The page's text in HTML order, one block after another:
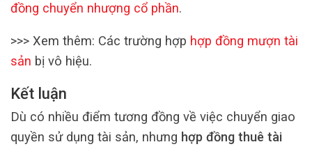
đồng chuyển nhượng cổ phần.
>>> Xem thêm: Các trường hợp hợp đồng mượn tài
sản bị vô hiệu.
Kết luận
Dù có nhiều điểm tương đồng về việc chuyển giao
quyền sử dụng tài sản, nhưng hợp đồng thuê tài